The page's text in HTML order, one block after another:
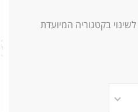
לשינוי בקטגוריה המיועדת